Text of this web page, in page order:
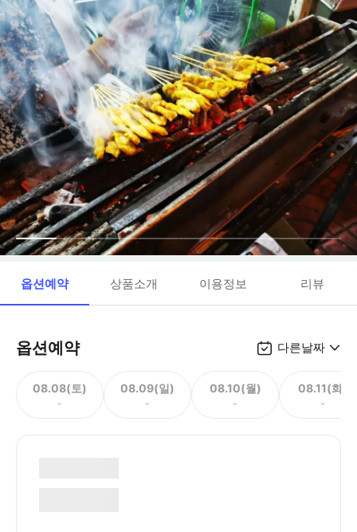
옵션예약 상품소개 이용정보 리뷰
옵션예약 다른날짜
08.08(토)
-
08.09(일)
-
08.10(월)
-
08.11(화)
-